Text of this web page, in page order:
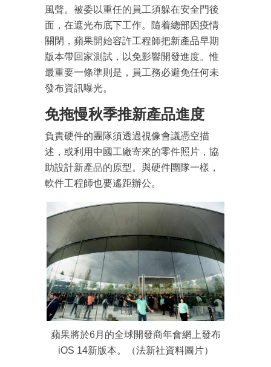
風聲。被委以重任的員工須躲在安全門後
面，在遮光布底下工作。隨着總部因疫情
關閉，蘋果開始容許工程師把新產品早期
版本帶回家測試，以免影響開發進度。惟
最重要一條準則是，員工務必避免任何未
發布資訊曝光。
免拖慢秋季推新產品進度
負責硬件的團隊須透過視像會議憑空描
述，或利用中國工廠寄來的零件照片，協
助設計新產品的原型。與硬件團隊一樣，
軟件工程師也要遙距辦公。
蘋果將於6月的全球開發商年會網上發布
iOS 14新版本。（法新社資料圖片）